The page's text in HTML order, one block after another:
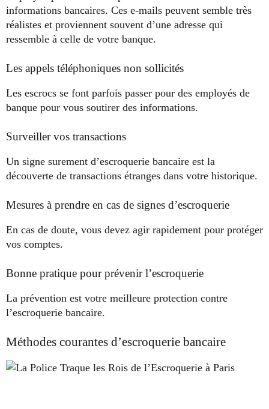
informations bancaires. Ces e-mails peuvent semble très
réalistes et proviennent souvent d’une adresse qui
ressemble à celle de votre banque.
Les appels téléphoniques non sollicités
Les escrocs se font parfois passer pour des employés de
banque pour vous soutirer des informations.
Surveiller vos transactions
Un signe surement d’escroquerie bancaire est la
découverte de transactions étranges dans votre historique.
Mesures à prendre en cas de signes d’escroquerie
En cas de doute, vous devez agir rapidement pour protéger
vos comptes.
Bonne pratique pour prévenir l’escroquerie
La prévention est votre meilleure protection contre
l’escroquerie bancaire.
Méthodes courantes d’escroquerie bancaire